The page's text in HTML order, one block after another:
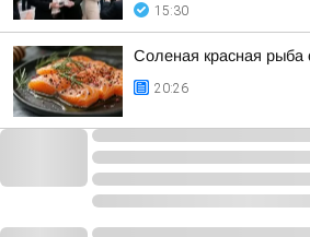
15:30
Соленая красная рыба
20:26